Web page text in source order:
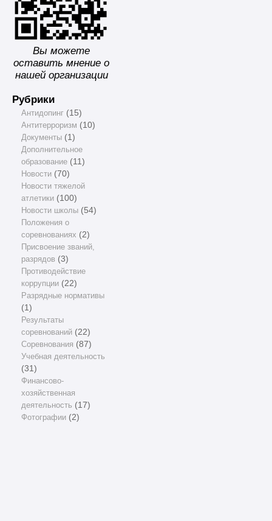
Вы можете
оставить мнение о
нашей организации
Рубрики
Антидопинг(15)
Антитерроризм (10)
Документы(1)
Дополнительное
образование(11)
Новости(70)
Новости тяжелой
атлетики(100)
Новости школы(54)
Положения о
соревнованиях (2)
Присвоение званий,
разрядов (3)
Противодействие
коррупции(22)
Разрядные нормативы
(1)
Результаты
соревнований(22)
Соревнования (87)
Учебная деятельность
(31)
Финансово-
хозяйственная
деятельность (17)
Фотографии(2)